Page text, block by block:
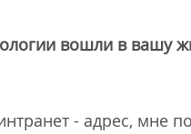
вошли в вашу
- адрес, мне